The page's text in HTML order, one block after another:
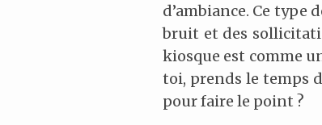
d’ambiance. Ce type
bruit et des
kiosque est comme
toi, prends le temps
pour faire le point ?